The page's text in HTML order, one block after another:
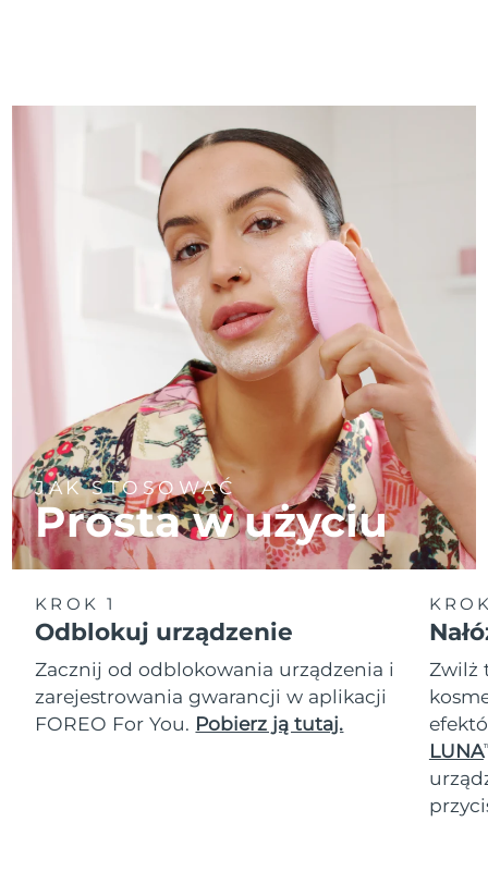
JAK STOSOWAĆ
Prosta w użyciu
KROK 1
Odblokuj urządzenie
Zacznij od odblokowania urządzenia i
zarejestrowania gwarancji w aplikacji
FOREO For You. Pobierz ją tutaj.
Zwilż
LUNA